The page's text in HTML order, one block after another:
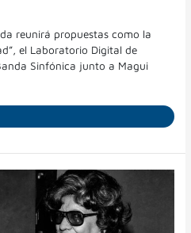
reunirá propuestas como la
el Laboratorio Digital de
Sinfónica junto a Magui